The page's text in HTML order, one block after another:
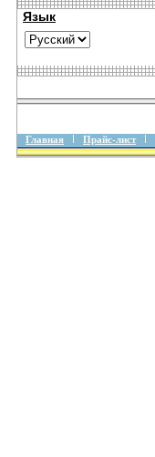
Язык
Главная Прайс-лист